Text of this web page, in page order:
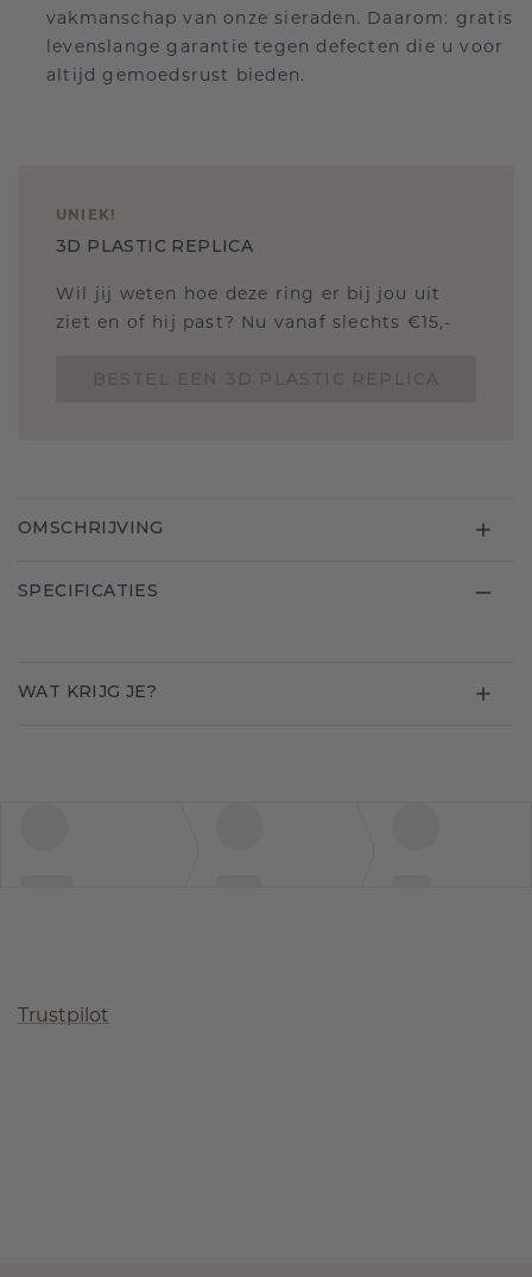
vakmanschap van onze sieraden. Daarom: gratis
levenslange garantie tegen defecten die u voor
altijd gemoedsrust bieden.
UNIEK!
3D PLASTIC REPLICA
Wil jij weten hoe deze ring er bij jou uit
ziet en of hij past? Nu vanaf slechts €15,-
OMSCHRIJVING
SPECIFICATIES
WAT KRIJG JE?
Trustpilot